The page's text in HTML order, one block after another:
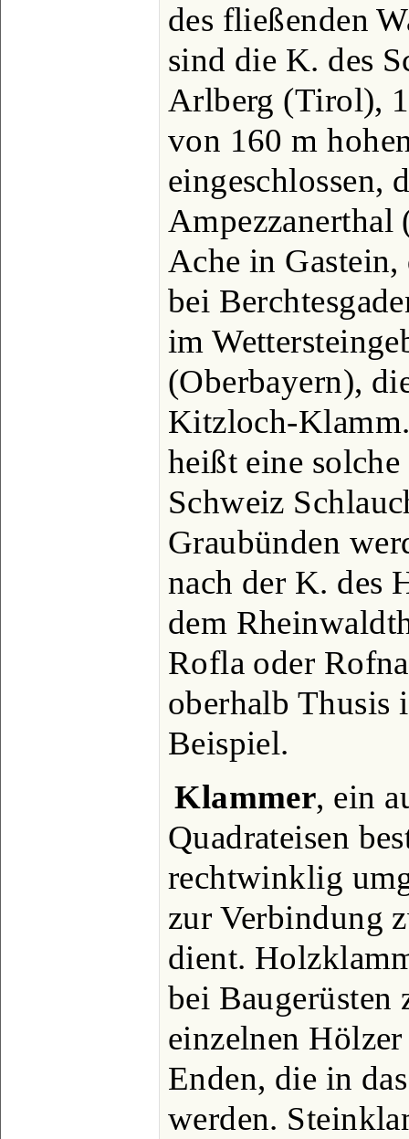
des fließenden
sind die K. des
Arlberg (Tirol),
von 160 m
eingeschlossen,
Ache in
bei
im
(Oberbayern),
Kitzloch-
heißt eine
Schweiz
Graubünden
nach der K. des
dem
Rofla oder
oberhalb Thusis
Beispiel.
Klammer, ein
Quadrateisen
rechtwinklig
zur Verbindung
dient.
bei Baugerüsten
einzelnen
Enden, die in
werden.